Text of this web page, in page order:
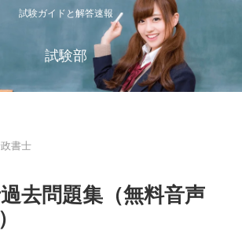
試験ガイドと解答速報
試験部
書士
去問題集（無料音声